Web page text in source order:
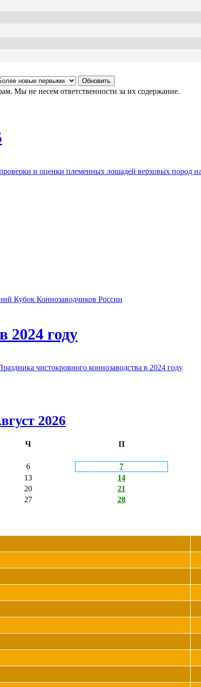
Мы не несем ответственности за их содержание.
и оценки племенных лошадей верховых пород
Кубок Коннозаводчиков России
2024 году
чистокровного коннозаводства в 2024 году
2026
Ч П
6 7
13 14
20 21
27 28